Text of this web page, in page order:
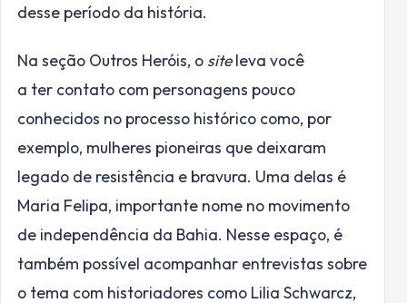
desse período da história.
Na seção Outros Heróis, o siteleva você
a ter contato com personagens pouco
conhecidos no processo histórico como, por
exemplo, mulheres pioneiras que deixaram
legado de resistência e bravura. Uma delas é
Maria Felipa, importante nome no movimento
de independência da Bahia. Nesse espaço, é
também possível acompanhar entrevistas sobre
o tema com historiadores como Lilia Schwarcz,